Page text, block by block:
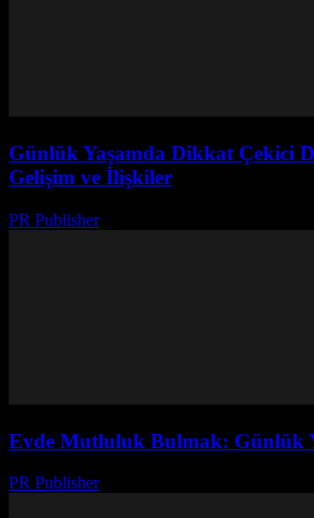
Günlük Yaşamda Dikkat Çekici
Gelişim ve İlişkiler
PR Publisher-
Evde Mutluluk Bulmak: Günlük
PR Publisher-